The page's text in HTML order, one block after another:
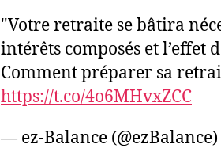
"Votre retraite se bâtira
intérêts composés et l’effet
Comment préparer sa
https://t.co/4o6MHvxZCC
— ez-Balance (@ezBalance)